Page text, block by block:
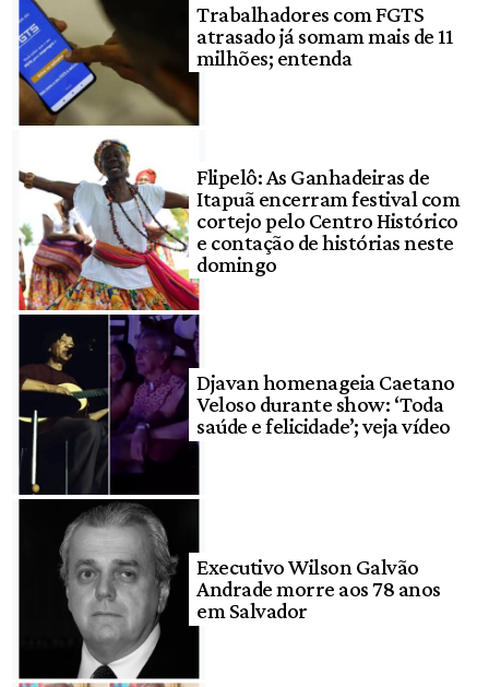
Trabalhadores com FGTS
atrasado já somam mais de 11
milhões; entenda
Flipelô: As Ganhadeiras de
Itapuã encerram festival com
cortejo pelo Centro Histórico
e contação de histórias neste
domingo
Djavan homenageia Caetano
Veloso durante show: ‘Toda
saúde e felicidade’; veja vídeo
Executivo Wilson Galvão
Andrade morre aos 78 anos
em Salvador